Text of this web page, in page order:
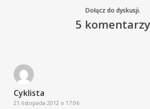
Dołącz do dyskusji.
5 komentarzy
Cyklista
21 listopada 2012 o 17:06